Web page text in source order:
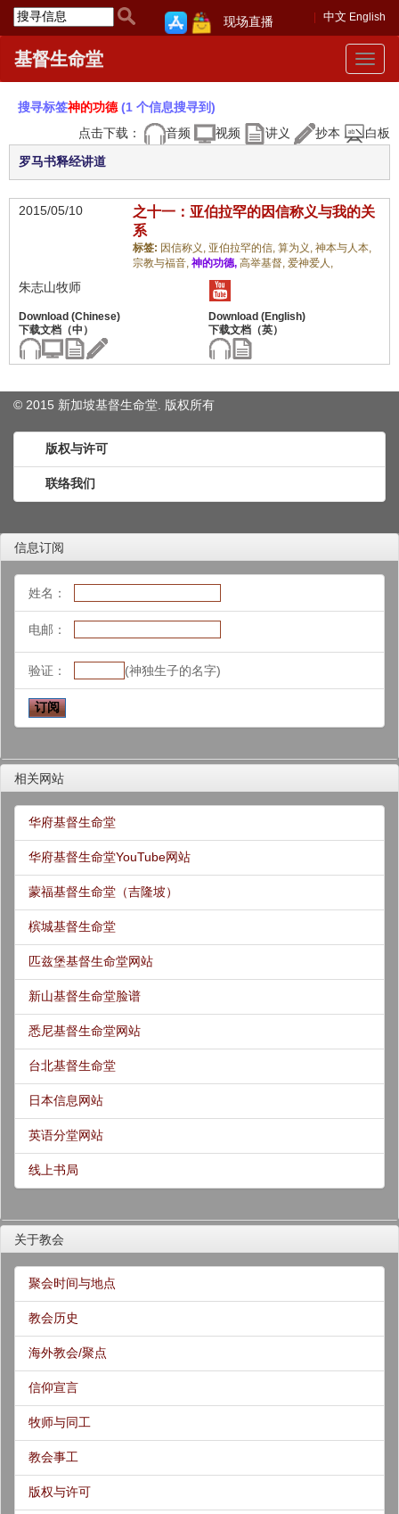
中文 English
现场直播
Toggle
基督生命堂
搜寻标签神的功德 (1 个信息搜寻到)
点击下载：
音频 视频 讲义 抄本 白板
罗马书释经讲道
2015/05/10
之十一：亚伯拉罕的因信称义与我的关
系
标签: 因信称义, 亚伯拉罕的信, 算为义, 神本与人本,
宗教与福音, 神的功德, 高举基督, 爱神爱人,
朱志山牧师
© 2015 新加坡基督生命堂. 版权所有
版权与许可
联络我们
信息订阅
姓名：
电邮：
验证： (神独生子的名字)
相关网站
华府基督生命堂
华府基督生命堂YouTube网站
蒙福基督生命堂（吉隆坡）
槟城基督生命堂
匹兹堡基督生命堂网站
新山基督生命堂脸谱
悉尼基督生命堂网站
台北基督生命堂
日本信息网站
英语分堂网站
线上书局
关于教会
聚会时间与地点
教会历史
海外教会/聚点
信仰宣言
牧师与同工
教会事工
版权与许可